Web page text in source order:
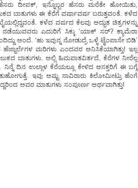
ಹೆಸರು ದೀಪಕ್, ಇನ್ನೊಬ್ಬರ ಹೆಸರು ಮರೆತೇ ಹೋಯಿತು,
ಬಾತುಗಳು ಈ ಕೆರೆಗೆ ವರ್ಷಾವರ್ಷ ಬರುತ್ತವಂತೆ. ಕಳೆದ
ಕಳೆದ ವರ್ಷದ ಕೆಲವು ಅದ್ಭುತ ಚಿತ್ರಗಳನ್ನು
ಎದುರಿಗೆ ಸಿಕ್ಕು ‘ಯಾಕ್ ಸರ್? ಕ್ಯಾಮೆರಾ
ಅಂದೆ. ‘ಹು ಇವುನ್ನ ನೋಡುದ್ರೆ ಒಳ್ಳೆ ಟೈಂಪಾಸೇ ಬಿಡಿ’
ಹೆಜ್ಜಾರ್ಲೆಗಳ ಮರಿಗಳು ಎಂದವರ ಅನಿಸಿಕೆಯಾಗಿತ್ತು! ಇಲ್ಲ
ಬಾತುಗಳು. ಅಲ್ಲಿ ಹಿಮಪಾತವಿರ್ತದೆ, ಕೆರೆಗಳ ನೀರೆಲ್ಲ
ದಿನ ಉಲ್ಲಾಳ ಕೆರೆಯಲ್ಲೂ ಕೇಳಿದ ಆಸಕ್ತರಿಗೆ ಈ ಬಗ್ಗೆ
ಇವು ಅಷ್ಟು ಸಾವಿರಾರು ಕಿಲೋಮೀಟ್ರು ಹೆಂಗೆ
ಅವರ ಮಾತುಗಳು ಸಂಪೂರ್ಣ ಅರ್ಥವಾಗಿತ್ತು!